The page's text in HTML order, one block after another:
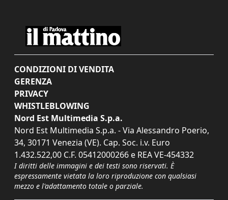
CONDIZIONI DI VENDITA
GERENZA
PRIVACY
WHISTLEBLOWING
Nord Est Multimedia S.p.a.
Nord Est Multimedia S.p.a. - Via Alessandro Poerio,
34, 30171 Venezia (VE). Cap. Soc. i.v. Euro
1.432.522,00 C.F. 05412000266 e REA VE-454332
I diritti delle immagini e dei testi sono riservati. È
espressamente vietata la loro riproduzione con qualsiasi
mezzo e l'adattamento totale o parziale.